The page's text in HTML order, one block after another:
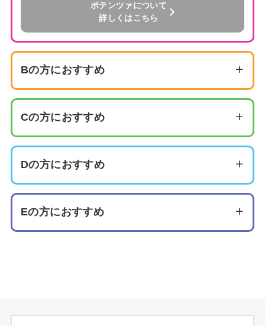
ポテンツァについて
詳しくはこちら
Bの方におすすめ
おすすめの施術はこちら
ダーマペン
ポテンツァ
Cの方におすすめ
おすすめの施術はこちら
Dの方におすすめ
Eの方におすすめ